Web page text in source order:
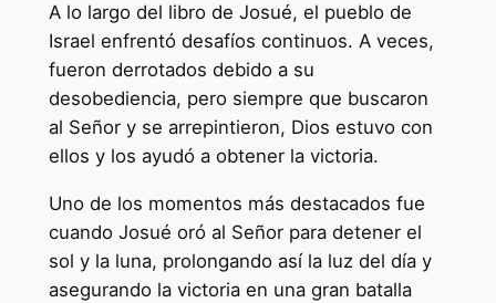
A lo largo del libro de Josué, el pueblo de
Israel enfrentó desafíos continuos. A veces,
fueron derrotados debido a su
desobediencia, pero siempre que buscaron
al Señor y se arrepintieron, Dios estuvo con
ellos y los ayudó a obtener la victoria.
Uno de los momentos más destacados fue
cuando Josué oró al Señor para detener el
sol y la luna, prolongando así la luz del día y
asegurando la victoria en una gran batalla